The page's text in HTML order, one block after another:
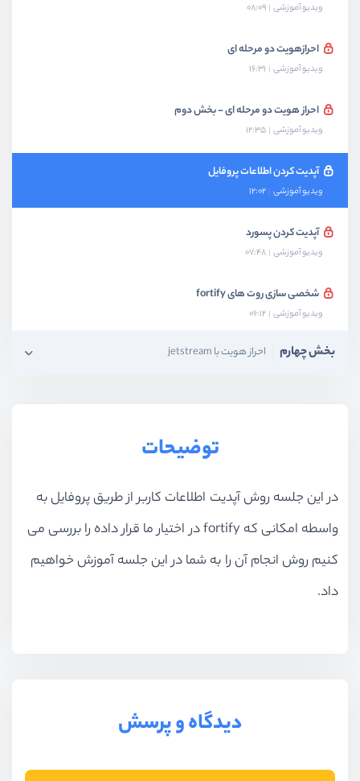
ویدیو آموزشی 08:09
احرازهویت دو مرحله ای
ویدیو آموزشی 16:31
احراز هویت دو مرحله ای - بخش دوم
ویدیو آموزشی 12:35
آپدیت کردن اطلاعات پروفایل
ویدیو آموزشی 12:02
آپدیت کردن پسورد
ویدیو آموزشی 07:48
شخصی سازی روت های fortify
ویدیو آموزشی 06:12
بخش چهارم احراز هویت با jetstream
توضیحات
در این جلسه روش آپدیت اطلاعات کاربر از طریق پروفایل به
واسطه امکانی که fortify در اختیار ما قرار داده را بررسی می
کنیم روش انجام آن را به شما در این جلسه آموزش خواهیم
داد.
دیدگاه و پرسش